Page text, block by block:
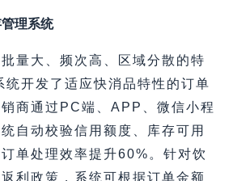
理系统
量大、频次高、区域分散的特
统开发了适应快消品特性的订单
商通过PC端、APP、微信小程
自动校验信用额度、库存可用
单处理效率提升60%。针对饮
利政策，系统可根据订单金额